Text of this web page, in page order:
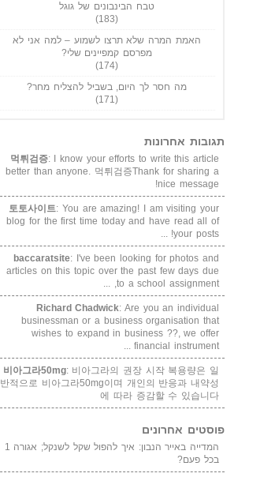
טבח הבינבונים של גוגל
(183)
האמת המרה שלא תרצו לשמוע – למה אני לא
מפרסם קמפיינים שלי?
(174)
מה חסר לך היום, בשביל להצליח מחר?
(171)
תגובות אחרונות
먹튀검증: I know your efforts to write this article
better than anyone. 먹튀검증Thank for sharing a
nice message!
토토사이트: You are amazing! I am visiting your
blog for the first time today and have read all of
your posts! ...
baccaratsite: I've been looking for photos and
articles on this topic over the past few days due
to a school assignment, ...
Richard Chadwick: Are you an individual
businessman or a business organisation that
wishes to expand in business ??, we offer
financial instrument ...
비아그라50mg: 비아그라의 권장 시작 복용량은 일
반적으로 비아그라50mg이며 개인의 반응과 내약성
에 따라 증감할 수 있습니다
פוסטים אחרונים
המדייה באייר הנבון: איך להפול שקל לשנקל; אגורה 1
בכל פעם?